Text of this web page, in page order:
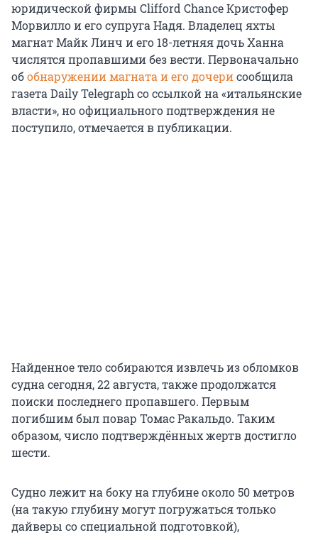
юридической фирмы Clifford Chance Кристофер
Морвилло и его супруга Надя. Владелец яхты
магнат Майк Линч и его 18-летняя дочь Ханна
числятся пропавшими без вести. Первоначально
обобнаружении магната и его дочерисообщила
газета Daily Telegraph со ссылкой на «итальянские
власти», но официального подтверждения не
поступило, отмечается в публикации.
Найденное тело собираются извлечь из обломков
судна сегодня, 22 августа, также продолжатся
поиски последнего пропавшего. Первым
погибшим был повар Томас Ракальдо. Таким
образом, число подтверждённых жертв достигло
шести.
Судно лежит на боку на глубине около 50 метров
(на такую глубину могут погружаться только
дайверы со специальной подготовкой),